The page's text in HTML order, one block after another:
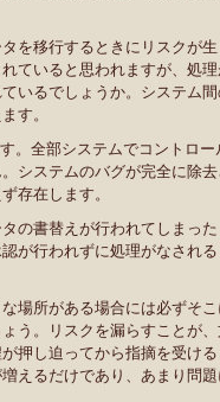
を移行するときにリスクが生
ていると思われますが、処
いるでしょうか。システム
す。
。全部システムでコントロー
システムのバグが完全に除去
存在します。
の書替えが行われてしまった
が行われずに処理がなされる
場所がある場合には必ずそこ
う。リスクを漏らすことが、
押し迫ってから指摘を受ける
えるだけであり、あまり問題